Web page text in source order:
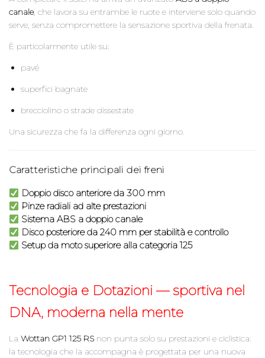
canale, che lavora su entrambe le ruote e interviene solo quando
serve, senza compromettere la sensazione sportiva della frenata.
È particolarmente utile su:
pavé
superfici bagnate
brecciolino o strade dissestate
Una sicurezza che fa la differenza ogni giorno.
Caratteristiche principali dei freni
Doppio disco anteriore da 300 mm
Pinze radiali ad alte prestazioni
Sistema ABS a doppio canale
Disco posteriore da 240 mm per stabilità e controllo
Setup da moto superiore alla categoria 125
Tecnologia e Dotazioni — sportiva nel
DNA, moderna nella mente
La Wottan GP1 125 RSnon punta solo su prestazioni e ciclistica:
la tecnologia che la accompagna è progettata per una nuova